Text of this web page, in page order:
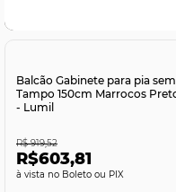
Balcão Gabinete para pia sem
Tampo 150cm Marrocos Preto
- Lumil
R$603,81
no Boleto ou PIX
R$ 919,52